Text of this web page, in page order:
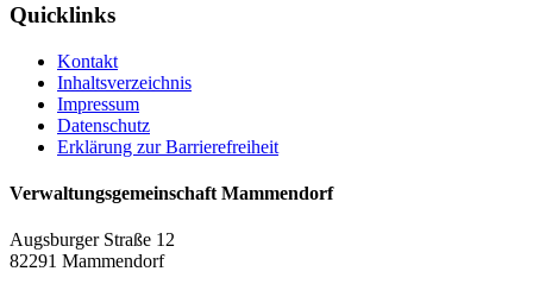
Quicklinks
Kontakt
Inhaltsverzeichnis
Impressum
Datenschutz
Erklärung zur Barrierefreiheit
Verwaltungsgemeinschaft Mammendorf
Augsburger Straße 12
82291 Mammendorf